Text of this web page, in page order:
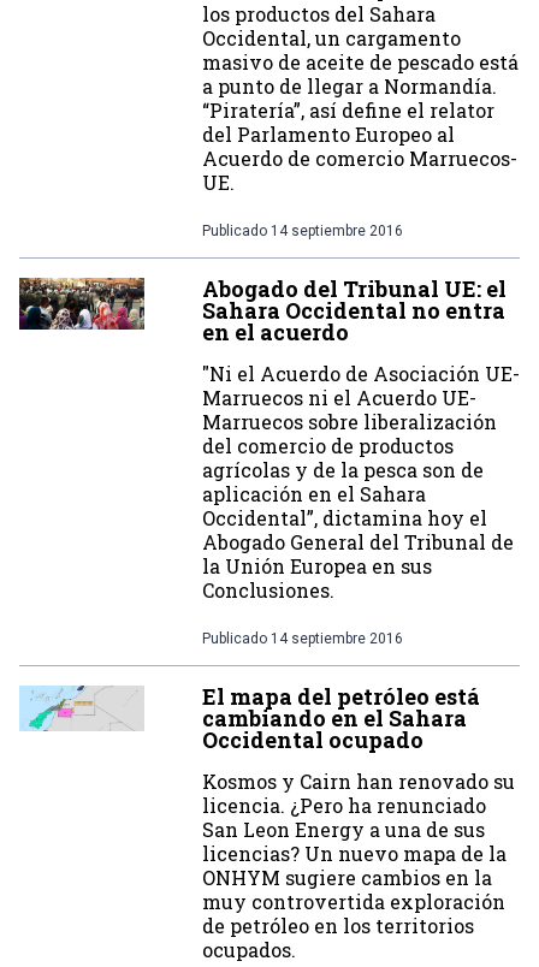
los productos del Sahara
Occidental, un cargamento
masivo de aceite de pescado está
a punto de llegar a Normandía.
“Piratería”, así define el relator
del Parlamento Europeo al
Acuerdo de comercio Marruecos-
UE.
Publicado 14 septiembre 2016
Abogado del Tribunal UE: el
Sahara Occidental no entra
en el acuerdo
"Ni el Acuerdo de Asociación UE-
Marruecos ni el Acuerdo UE-
Marruecos sobre liberalización
del comercio de productos
agrícolas y de la pesca son de
aplicación en el Sahara
Occidental”, dictamina hoy el
Abogado General del Tribunal de
la Unión Europea en sus
Conclusiones.
Publicado 14 septiembre 2016
El mapa del petróleo está
cambiando en el Sahara
Occidental ocupado
Kosmos y Cairn han renovado su
licencia. ¿Pero ha renunciado
San Leon Energy a una de sus
licencias? Un nuevo mapa de la
ONHYM sugiere cambios en la
muy controvertida exploración
de petróleo en los territorios
ocupados.